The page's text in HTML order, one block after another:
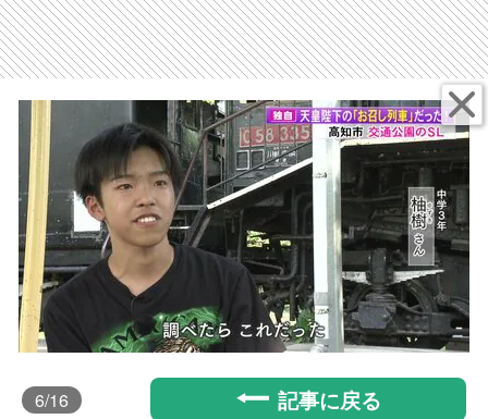
6/16 記事に戻る